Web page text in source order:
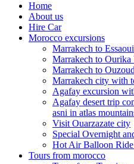
Home
About us
Hire Car
Morocco excursions
Marrakech to
Marrakech to Ourika
Marrakech to
Marrakech city with
Agafay excursion
Agafay desert trip
asni in atlas
Visit Ouarzazate city
Special Overnight
Hot Air Balloon
Tours from morocco